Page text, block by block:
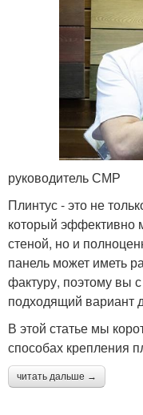
руководитель СМР
Плинтус - это не
который эффективно
стеной, но и
панель может иметь
фактуру, поэтому вы
подходящий вариант
В этой статье мы
способах крепления
читать дальше →